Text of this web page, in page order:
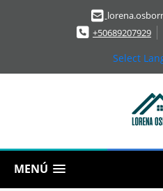
+50689207929
Select
MENÚ